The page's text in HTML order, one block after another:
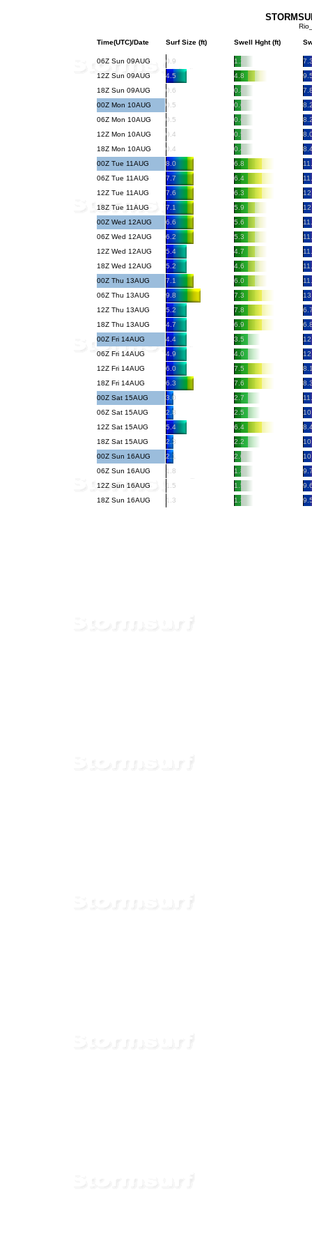
Time(UTC)/Date Surf Size (ft) Swell Hght (ft)
06Z Sun 09AUG 0.9 1.2
12Z Sun 09AUG
4.5 4.8
18Z Sun 09AUG
0.6 0.8
00Z Mon 10AUG
0.5 0.6
06Z Mon 10AUG
0.5 0.6
12Z Mon 10AUG
0.4 0.5
18Z Mon 10AUG
0.4 0.4
00Z Tue 11AUG
8.0 6.8
06Z Tue 11AUG
7.7 6.4
12Z Tue 11AUG
7.6 6.3
18Z Tue 11AUG
7.1 5.9
00Z Wed 12AUG
6.6 5.6
06Z Wed 12AUG
6.2 5.3
12Z Wed 12AUG
5.4 4.7
18Z Wed 12AUG
5.2 4.6
00Z Thu 13AUG
7.1 6.0
06Z Thu 13AUG
9.8 7.3
12Z Thu 13AUG
5.2 7.8
18Z Thu 13AUG
4.7 6.9
00Z Fri 14AUG
4.4 3.5
06Z Fri 14AUG
4.9 4.0
12Z Fri 14AUG
6.0 7.5
18Z Fri 14AUG
6.3 7.6
00Z Sat 15AUG
3.0 2.7
06Z Sat 15AUG
2.8 2.5
12Z Sat 15AUG
5.4 6.4
18Z Sat 15AUG
2.3 2.2
00Z Sun 16AUG
2.1 2.0
06Z Sun 16AUG
1.8 1.8
12Z Sun 16AUG
1.5 1.5
18Z Sun 16AUG
1.3 1.3